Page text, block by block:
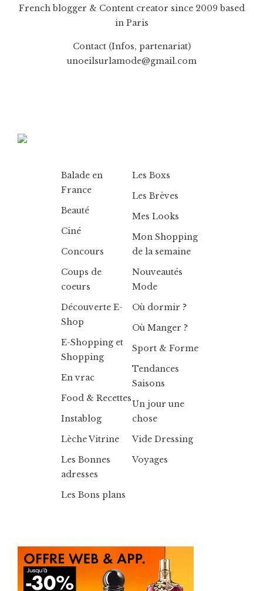
French blogger & Content creator since 2009 based
in Paris
Contact (Infos, partenariat)
unoeilsurlamode@gmail.com
Balade en
France
Beauté
Ciné
Concours
Coups de
coeurs
Découverte E-
Shop
E-Shopping et
Shopping
En vrac
Food & Recettes
Instablog
Lèche Vitrine
Les Bonnes
adresses
Les Bons plans
Les Boxs
Les Brèves
Mes Looks
Mon Shopping
de la semaine
Nouveautés
Mode
Où dormir ?
Où Manger ?
Sport & Forme
Tendances
Saisons
Un jour une
chose
Vide Dressing
Voyages